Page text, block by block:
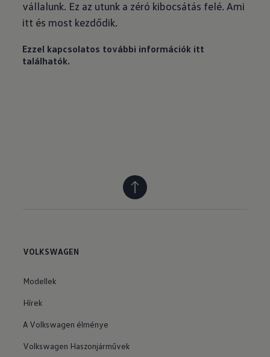
vállalunk. Ez az utunk a zéró kibocsátás felé. Ami
itt és most kezdődik.
Ezzel kapcsolatos további információk itt
találhatók.
VOLKSWAGEN
Modellek
Hírek
A Volkswagen élménye
Volkswagen Haszonjárművek